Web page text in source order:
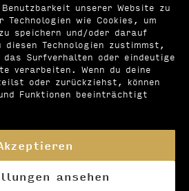
unserer Website zu
Technologien wie Cookies, um
speichern und/oder darauf
diesen Technologien zustimmst,
das Surfverhalten oder eindeutige
verarbeiten. Wenn du deine
oder zurückziehst, können
Funktionen beeinträchtigt
ansehen
GmbH – Ihr